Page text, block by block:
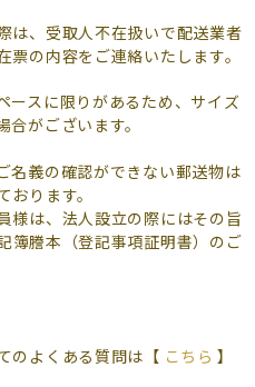
は、受取人不在扱いで配送業者
の内容をご連絡いたします。
ースに限りがあるため、サイズ
がございます。
名義の確認ができない郵送物は
ります。
様は、法人設立の際にはその旨
簿謄本（登記事項証明書） のご
のよくある質問は【 こちら 】